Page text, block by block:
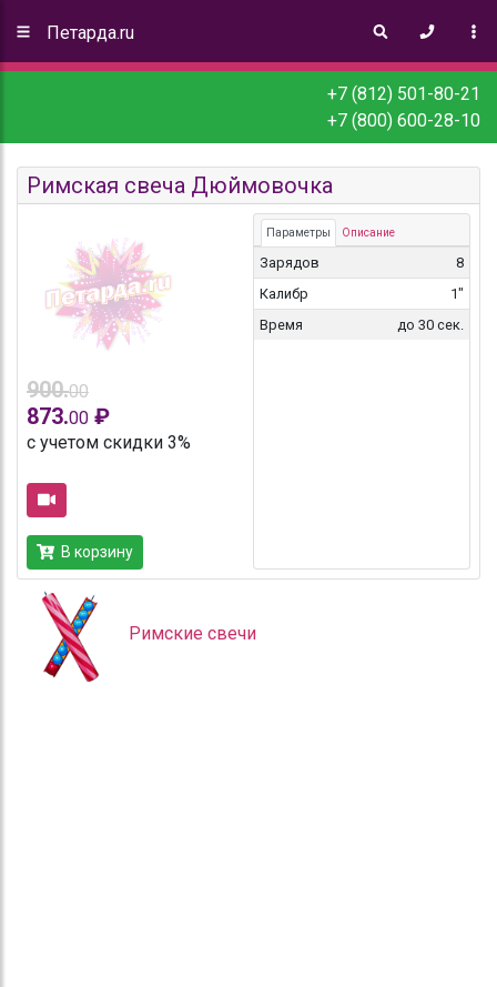
Петарда.ru
+7 (812) 501-80-21
+7 (800) 600-28-10
Римская свеча Дюймовочка
900.00
873.00 ₽
с учетом скидки 3%
В корзину
Параметры Описание
Зарядов
8
Калибр
1"
Время
до 30 сек.
Римские свечи